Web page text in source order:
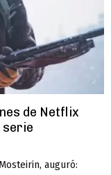
de Netflix
serie
auguró: